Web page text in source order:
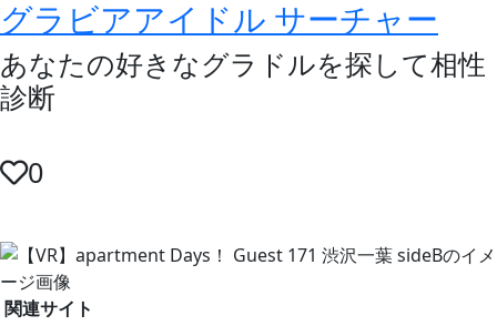
グラビアアイドル サーチャー
あなたの好きなグラドルを探して相性
診断
0
関連サイト